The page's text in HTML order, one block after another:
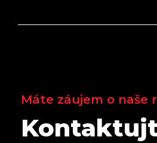
Máte záujem o naše